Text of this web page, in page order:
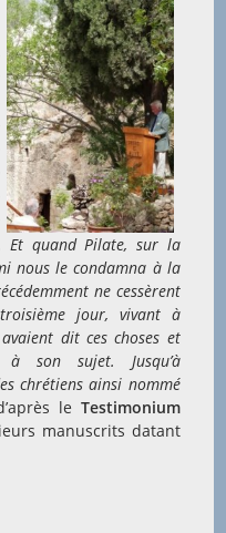
Et quand Pilate, sur la
nous le condamna à la
ne cessèrent
jour, vivant à
dit ces choses et
son sujet. Jusqu’à
chrétiens ainsi nommé
le Testimonium
manuscrits datant